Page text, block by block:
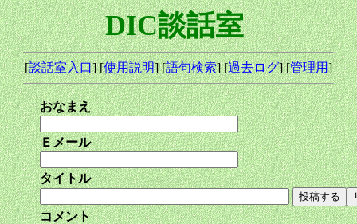
DIC談話室
[談話室入口] [使用説明] [語句検索] [過去ログ] [管理用]
おなまえ
Ｅメール
タイトル
コメント